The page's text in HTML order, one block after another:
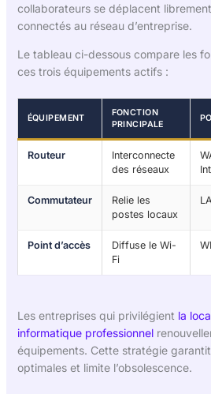
collaborateurs se déplacent
connectés au réseau d’entreprise.
Le tableau ci-dessous compare les
ces trois équipements actifs :
ÉQUIPEMENT
FONCTION
PRINCIPALE
Routeur
Interconnecte
des réseaux
Commutateur
Relie les
postes locaux
Point d’accès
Diffuse le Wi-
Fi
Les entreprises qui privilégient la
informatique professionnel
équipements. Cette stratégie
optimales et limite l’obsolescence.